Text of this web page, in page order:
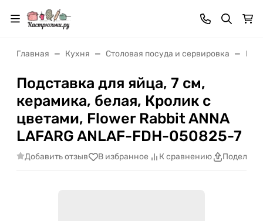
Главная Кухня Cтоловая посуда и сервировка
Подставка для яйца, 7 см,
керамика, белая, Кролик с
цветами, Flower Rabbit ANNA
LAFARG ANLAF-FDH-050825-7
Добавить отзыв В избранное К сравнению